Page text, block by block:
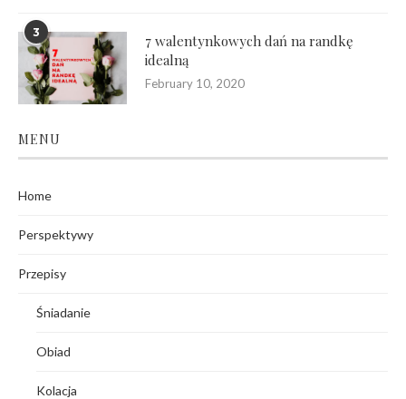
3
7 walentynkowych dań na randkę
idealną
February 10, 2020
MENU
Home
Perspektywy
Przepisy
Śniadanie
Obiad
Kolacja